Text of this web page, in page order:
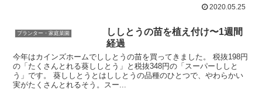
2020.05.25
プランター・家庭菜園
ししとうの苗を植え付け〜1週間
経過
今年はカインズホームでししとうの苗を買ってきました。 税抜198円
の「たくさんとれる葵ししとう」と税抜348円の「スーパーししと
う」です。 葵ししとうとはししとうの品種のひとつで、やわらかい
実がたくさんとれるそう。スー...